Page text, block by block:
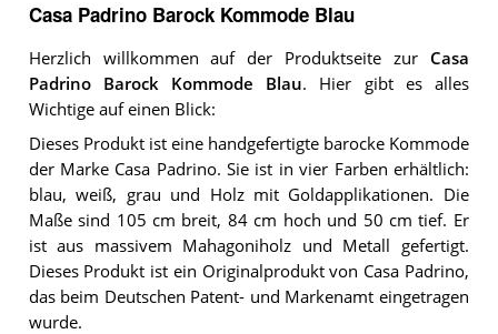
Casa Padrino Barock Kommode Blau
Herzlich willkommen auf der Produktseite zur Casa
Padrino Barock Kommode Blau. Hier gibt es alles
Wichtige auf einen Blick:
Dieses Produkt ist eine handgefertigte barocke Kommode
der Marke Casa Padrino. Sie ist in vier Farben erhältlich:
blau, weiß, grau und Holz mit Goldapplikationen. Die
Maße sind 105 cm breit, 84 cm hoch und 50 cm tief. Er
ist aus massivem Mahagoniholz und Metall gefertigt.
Dieses Produkt ist ein Originalprodukt von Casa Padrino,
das beim Deutschen Patent- und Markenamt eingetragen
wurde.